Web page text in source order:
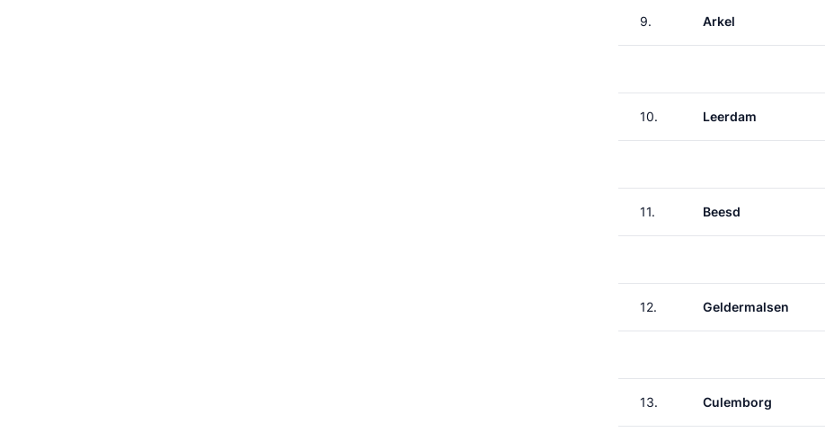
9. Arkel
10. Leerdam
11. Beesd
12. Geldermalsen
13. Culemborg